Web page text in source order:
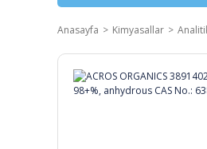
Anasayfa Kimyasallar